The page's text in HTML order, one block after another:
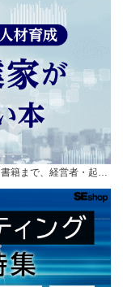
籍まで、経営者・起…